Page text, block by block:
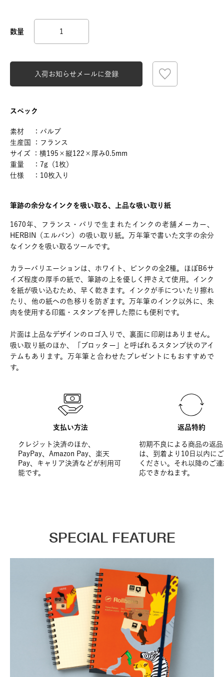
入荷お知らせメールに登録
スペック
素材 ：パルプ
生産国 ：フランス
サイズ ：横195×縦122×厚み0.5mm
重量 ：7g（1枚）
仕様 ：10枚入り
筆跡の余分なインクを吸い取る、上品な吸い取り紙
1670年、フランス・パリで生まれたインクの老舗メーカー、
HERBIN（エルバン）の吸い取り紙。万年筆で書いた文字の余分
なインクを吸い取るツールです。
カラーバリエーションは、ホワイト、ピンクの全2種。ほぼB6サ
イズ程度の厚手の紙で、筆跡の上を優しく押さえて使用。インク
を紙が吸い込むため、早く乾きます。インクが手についたり擦れ
たり、他の紙への色移りを防ぎます。万年筆のインク以外に、朱
肉を使用する印鑑・スタンプを押した際にも便利です。
片面は上品なデザインのロゴ入りで、裏面に印刷はありません。
吸い取り紙のほか、「ブロッター」と呼ばれるスタンプ状のアイ
テムもあります。万年筆と合わせたプレゼントにもおすすめで
す。
支払い方法
クレジット決済のほか、
PayPay、Amazon Pay、楽天
Pay、キャリア決済などが利用可
能です。
返品特約
初期不良による商品の返
は、到着より10日以内に
ください。それ以降のご
応できかねます。
SPECIAL FEATURE